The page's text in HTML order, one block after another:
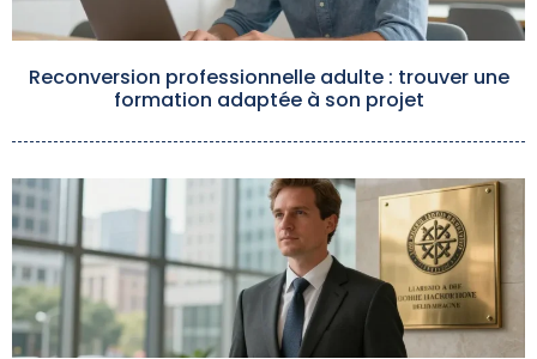
Reconversion professionnelle adulte : trouver une
formation adaptée à son projet